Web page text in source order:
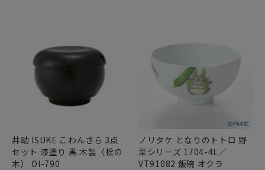
井助 ISUKE こわんさら 3点
セット 漆塗り 黒 木製（栓の
木） OI-790
ノリタケ となりのトトロ 野
菜シリーズ 1704-4L／
VT91082 飯碗 オクラ